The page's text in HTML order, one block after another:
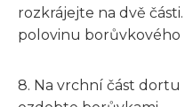
rozkrájejte na dvě
polovinu borůvkového
8. Na vrchní část